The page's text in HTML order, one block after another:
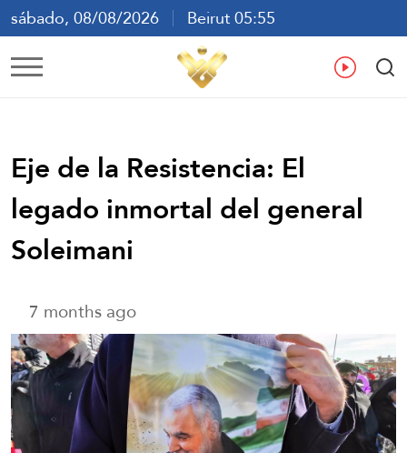
sábado, 08/08/2026
Beirut 05:55
ع En
Eje de la Resistencia: El
legado inmortal del general
Soleimani
7 months ago